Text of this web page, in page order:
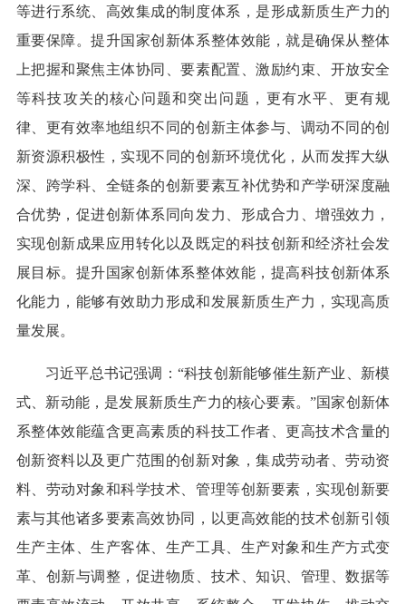
等进行系统、高效集成的制度体系，是形成新质生产力的
重要保障。提升国家创新体系整体效能，就是确保从整体
上把握和聚焦主体协同、要素配置、激励约束、开放安全
等科技攻关的核心问题和突出问题，更有水平、更有规
律、更有效率地组织不同的创新主体参与、调动不同的创
新资源积极性，实现不同的创新环境优化，从而发挥大纵
深、跨学科、全链条的创新要素互补优势和产学研深度融
合优势，促进创新体系同向发力、形成合力、增强效力，
实现创新成果应用转化以及既定的科技创新和经济社会发
展目标。提升国家创新体系整体效能，提高科技创新体系
化能力，能够有效助力形成和发展新质生产力，实现高质
量发展。
习近平总书记强调：“科技创新能够催生新产业、新模
式、新动能，是发展新质生产力的核心要素。”国家创新体
系整体效能蕴含更高素质的科技工作者、更高技术含量的
创新资料以及更广范围的创新对象，集成劳动者、劳动资
料、劳动对象和科学技术、管理等创新要素，实现创新要
素与其他诸多要素高效协同，以更高效能的技术创新引领
生产主体、生产客体、生产工具、生产对象和生产方式变
革、创新与调整，促进物质、技术、知识、管理、数据等